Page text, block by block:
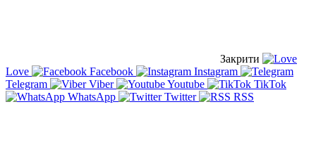
Закрити
Love
Facebook
Instagram
Telegram
Viber Youtube
TikTok
WhatsApp
Twitter RSS